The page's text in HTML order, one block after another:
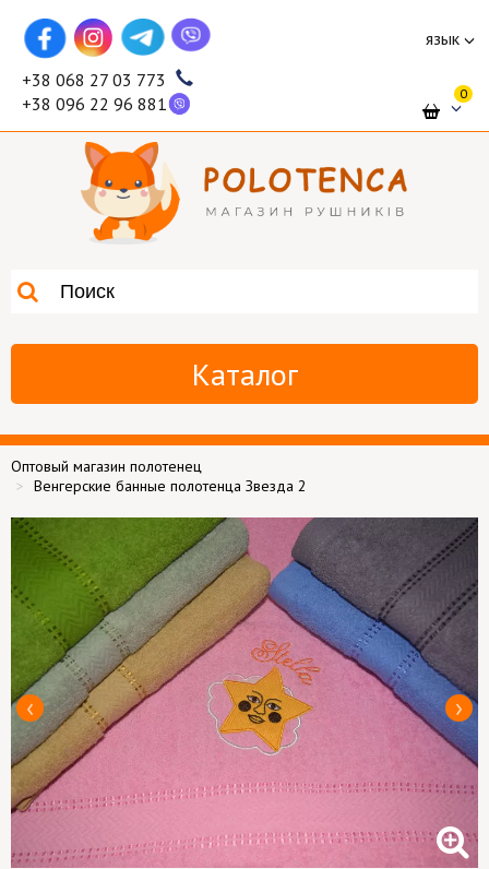
язык
+38 068 27 03 773
+38 096 22 96 881
0
Каталог
Оптовый магазин полотенец
Венгерские банные полотенца Звезда 2